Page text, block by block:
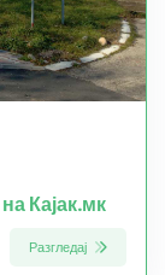
Кајак.мк
Разгледај